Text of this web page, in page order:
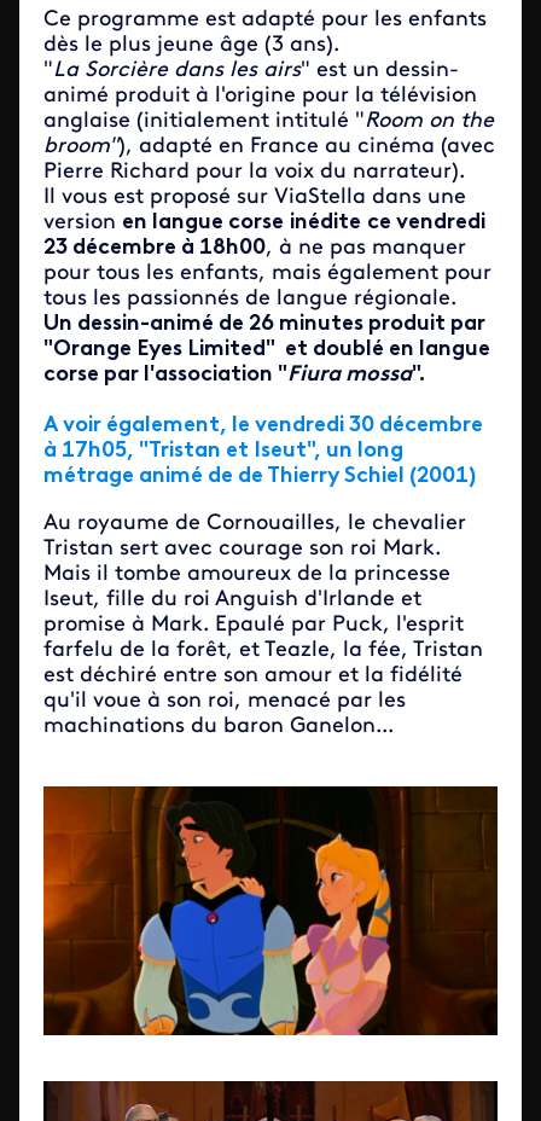
Ce programme est adapté pour les enfants
dès le plus jeune âge (3 ans).
"La Sorcière dans les airs" est un dessin-
animé produit à l'origine pour la télévision
anglaise (initialement intitulé "Room on the
broom"), adapté en France au cinéma (avec
Pierre Richard pour la voix du narrateur).
Il vous est proposé sur ViaStella dans une
version en langue corse inédite ce vendredi
23 décembre à 18h00, à ne pas manquer
pour tous les enfants, mais également pour
tous les passionnés de langue régionale.
Un dessin-animé de 26 minutes produit par
"Orange Eyes Limited" et doublé en langue
corse par l'association "Fiura mossa".
A voir également, le vendredi 30 décembre
à 17h05, "Tristan et Iseut", un long
métrage animé de de Thierry Schiel (2001)
Au royaume de Cornouailles, le chevalier
Tristan sert avec courage son roi Mark.
Mais il tombe amoureux de la princesse
Iseut, fille du roi Anguish d'Irlande et
promise à Mark. Epaulé par Puck, l'esprit
farfelu de la forêt, et Teazle, la fée, Tristan
est déchiré entre son amour et la fidélité
qu'il voue à son roi, menacé par les
machinations du baron Ganelon...